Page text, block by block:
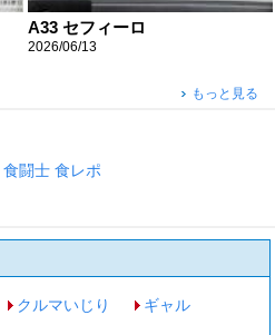
A33 セフィーロ
2026/06/13
もっと見る
食闘士 食レポ
クルマいじり ギャル